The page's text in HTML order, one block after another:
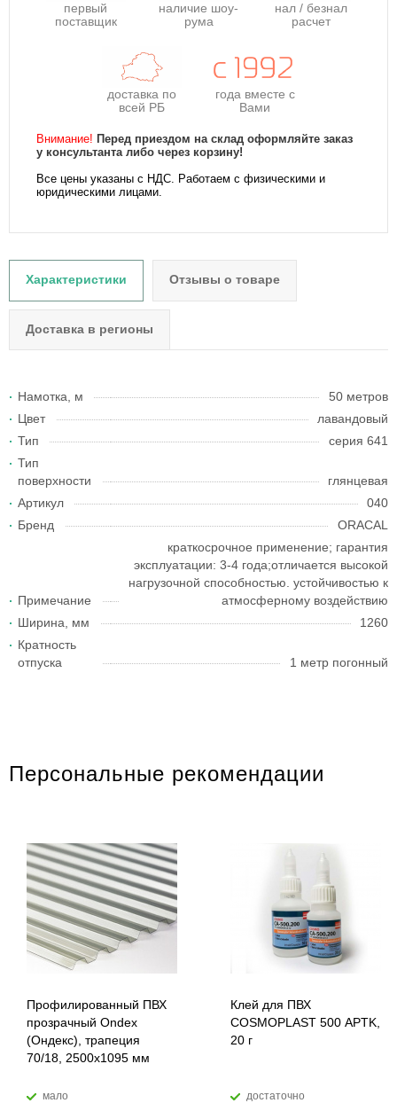
первый
поставщик
наличие шоу-
рума
нал / безнал
расчет
доставка по
всей РБ
года вместе с
Вами
Внимание! Перед приездом на склад оформляйте заказ
у консультанта либо через корзину!
Все цены указаны с НДС. Работаем с физическими и
юридическими лицами.
Характеристики Отзывы о товаре
Доставка в регионы
Намотка, м
50 метров
Цвет
лавандовый
Тип
серия 641
Тип
поверхности
глянцевая
Артикул
040
Бренд
ORACAL
Примечание
краткосрочное применение; гарантия
эксплуатации: 3-4 года;отличается высокой
нагрузочной способностью. устойчивостью к
атмосферному воздействию
Ширина, мм
1260
Кратность
отпуска
1 метр погонный
Персональные рекомендации
Профилированный ПВХ
прозрачный Ondex
(Ондекс), трапеция
70/18, 2500х1095 мм
мало
Клей для ПВХ
COSMOPLAST 500 APTK,
20 г
достаточно